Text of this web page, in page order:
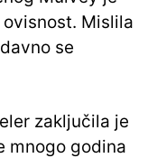
ovisnost. Mislila
se
zaključila je
mnogo godina